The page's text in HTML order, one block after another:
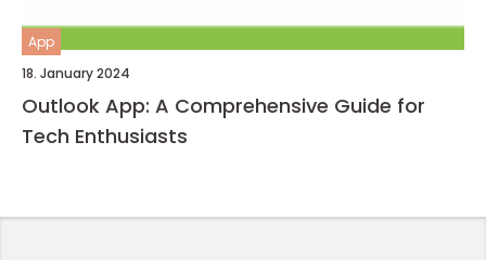
App
18. January 2024
Outlook App: A Comprehensive Guide for
Tech Enthusiasts